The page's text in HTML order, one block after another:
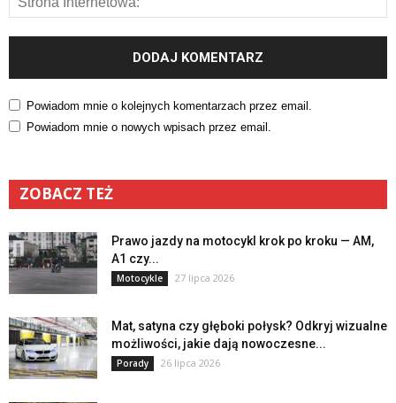
Powiadom mnie o kolejnych komentarzach przez email.
Powiadom mnie o nowych wpisach przez email.
ZOBACZ TEŻ
Prawo jazdy na motocykl krok po kroku — AM,
A1 czy...
Motocykle 27 lipca 2026
Mat, satyna czy głęboki połysk? Odkryj wizualne
możliwości, jakie dają nowoczesne...
Porady 26 lipca 2026